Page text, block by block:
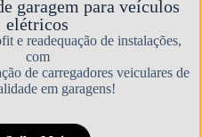
garagem para veículos
elétricos
e readequação de instalações,
com
de carregadores veiculares de
em garagens!